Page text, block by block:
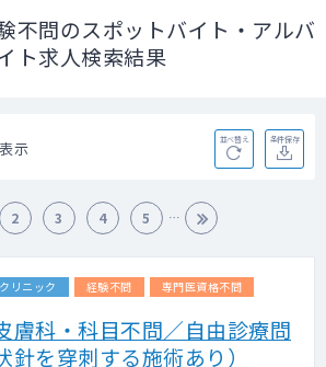
不問のスポットバイト・アルバ
ト求人検索結果
示 並べ替え 条件保存
2 3 4 5
クリニック 経験不問 専門医資格不問
膚科・科目不問／自由診療問
針を穿刺する施術あり）